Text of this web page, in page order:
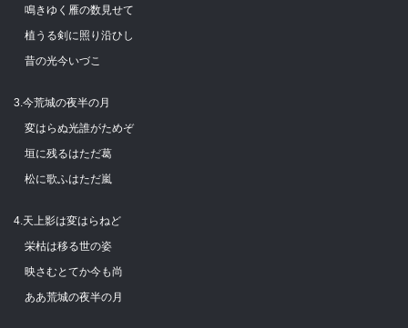
鳴きゆく雁の数見せて
植うる剣に照り沿ひし
昔の光今いづこ
3.今荒城の夜半の月
変はらぬ光誰がためぞ
垣に残るはただ葛
松に歌ふはただ嵐
4.天上影は変はらねど
栄枯は移る世の姿
映さむとてか今も尚
ああ荒城の夜半の月